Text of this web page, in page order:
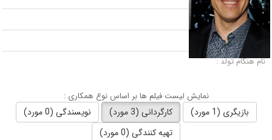
قد :
نام هنگام تولد :
نمایش لیست فیلم ها بر اساس نوع همکاری :
بازیگری (1 مورد) کارگردانی (3 مورد)
نویسندگی (0 مورد)
تهیه کنندگی (0 مورد)